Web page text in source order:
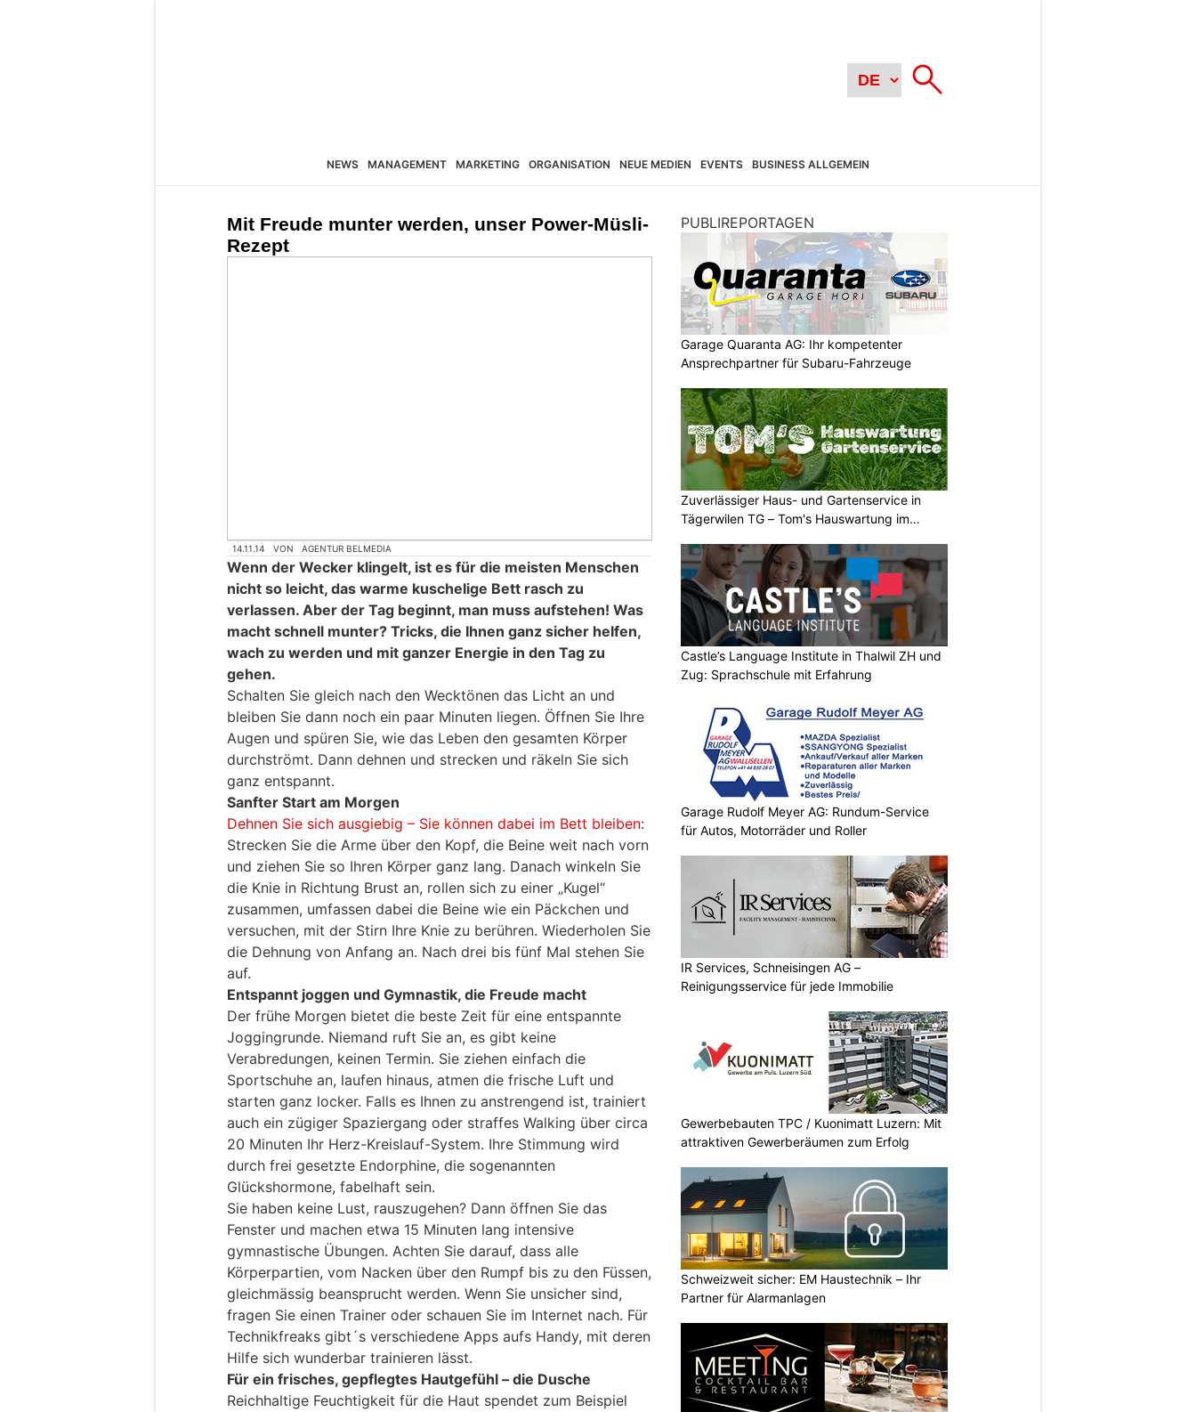
NEWS MANAGEMENT MARKETING ORGANISATION NEUE MEDIEN EVENTS BUSINESS ALLGEMEIN
Mit Freude munter werden, unser Power-Müsli-
Rezept
14.11.14 VON AGENTUR BELMEDIA
Wenn der Wecker klingelt, ist es für die meisten Menschen
nicht so leicht, das warme kuschelige Bett rasch zu
verlassen. Aber der Tag beginnt, man muss aufstehen! Was
macht schnell munter? Tricks, die Ihnen ganz sicher helfen,
wach zu werden und mit ganzer Energie in den Tag zu
gehen.
Schalten Sie gleich nach den Wecktönen das Licht an und
bleiben Sie dann noch ein paar Minuten liegen. Öffnen Sie Ihre
Augen und spüren Sie, wie das Leben den gesamten Körper
durchströmt. Dann dehnen und strecken und räkeln Sie sich
ganz entspannt.
Sanfter Start am Morgen
Dehnen Sie sich ausgiebig – Sie können dabei im Bett bleiben:
Strecken Sie die Arme über den Kopf, die Beine weit nach vorn
und ziehen Sie so Ihren Körper ganz lang. Danach winkeln Sie
die Knie in Richtung Brust an, rollen sich zu einer „Kugel“
zusammen, umfassen dabei die Beine wie ein Päckchen und
versuchen, mit der Stirn Ihre Knie zu berühren. Wiederholen Sie
die Dehnung von Anfang an. Nach drei bis fünf Mal stehen Sie
auf.
Entspannt joggen und Gymnastik, die Freude macht
Der frühe Morgen bietet die beste Zeit für eine entspannte
Joggingrunde. Niemand ruft Sie an, es gibt keine
Verabredungen, keinen Termin. Sie ziehen einfach die
Sportschuhe an, laufen hinaus, atmen die frische Luft und
starten ganz locker. Falls es Ihnen zu anstrengend ist, trainiert
auch ein zügiger Spaziergang oder straffes Walking über circa
20 Minuten Ihr Herz-Kreislauf-System. Ihre Stimmung wird
durch frei gesetzte Endorphine, die sogenannten
Glückshormone, fabelhaft sein.
Sie haben keine Lust, rauszugehen? Dann öffnen Sie das
Fenster und machen etwa 15 Minuten lang intensive
gymnastische Übungen. Achten Sie darauf, dass alle
Körperpartien, vom Nacken über den Rumpf bis zu den Füssen,
gleichmässig beansprucht werden. Wenn Sie unsicher sind,
fragen Sie einen Trainer oder schauen Sie im Internet nach. Für
Technikfreaks gibt´s verschiedene Apps aufs Handy, mit deren
Hilfe sich wunderbar trainieren lässt.
Für ein frisches, gepflegtes Hautgefühl – die Dusche
Reichhaltige Feuchtigkeit für die Haut spendet zum Beispiel
PUBLIREPORTAGEN
Garage Quaranta AG: Ihr kompetenter
Ansprechpartner für Subaru-Fahrzeuge
Zuverlässiger Haus- und Gartenservice in
Tägerwilen TG – Tom's Hauswartung im
Castle’s Language Institute in Thalwil ZH und
Zug: Sprachschule mit Erfahrung
Garage Rudolf Meyer AG: Rundum-Service
für Autos, Motorräder und Roller
IR Services, Schneisingen AG –
Reinigungsservice für jede Immobilie
Gewerbebauten TPC / Kuonimatt Luzern: Mit
attraktiven Gewerberäumen zum Erfolg
Schweizweit sicher: EM Haustechnik – Ihr
Partner für Alarmanlagen